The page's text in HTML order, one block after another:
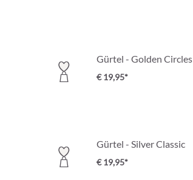
Gürtel - Golden Circles
€ 19,95*
Gürtel - Silver Classic
€ 19,95*